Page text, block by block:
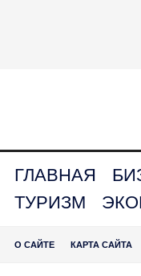
ГЛАВНАЯ
ТУРИЗМ
О САЙТЕ КАРТА САЙТА